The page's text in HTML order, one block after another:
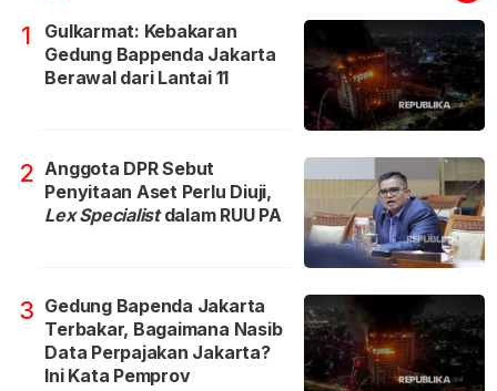
1
Gulkarmat: Kebakaran
Gedung Bappenda Jakarta
Berawal dari Lantai 11
2 Anggota DPR Sebut
Penyitaan Aset Perlu Diuji,
Lex Specialistdalam RUU PA
3 Gedung Bapenda Jakarta
Terbakar, Bagaimana Nasib
Data Perpajakan Jakarta?
Ini Kata Pemprov